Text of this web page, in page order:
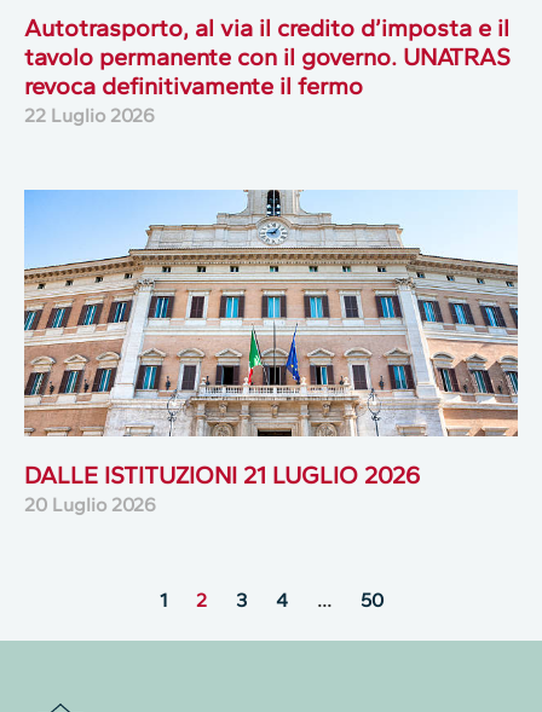
Autotrasporto, al via il credito d’imposta e il
tavolo permanente con il governo. UNATRAS
revoca definitivamente il fermo
22 Luglio 2026
DALLE ISTITUZIONI 21 LUGLIO 2026
20 Luglio 2026
1 2 3 4 … 50